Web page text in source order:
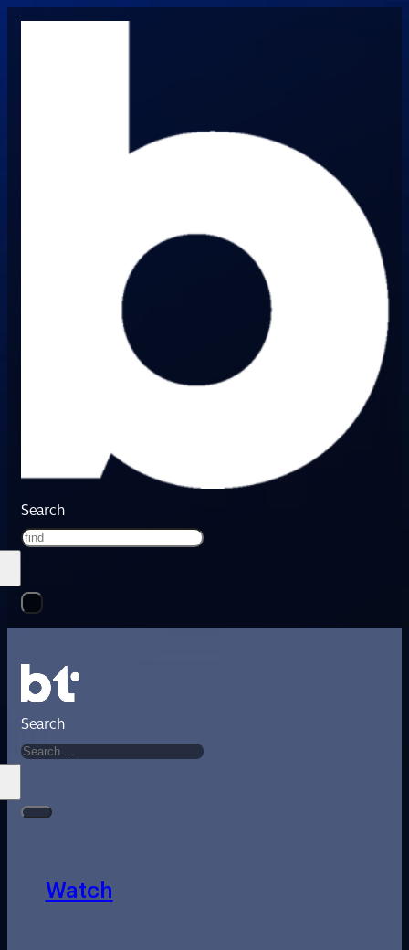
Search
Search
Watch